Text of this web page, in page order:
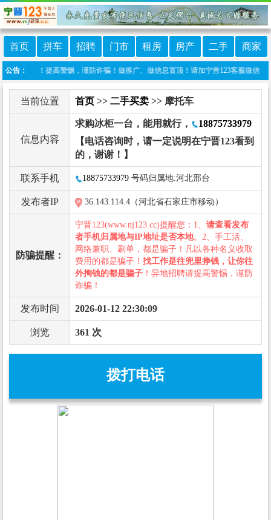
首页 拼车 招聘 门市 租房 房产 二手 商家
公告：
何责任！提高警惕，谨防诈骗！做推广、做信息置顶！请加宁晋123客服微信：
当前位置 首页 >> 二手买卖 >> 摩托车
信息内容
求购冰柜一台，能用就行，
18875733979
【电话咨询时，请一定说明在宁晋123看到
的，谢谢！】
联系手机 18875733979 号码归属地:河北邢台
发布者IP 36.143.114.4（河北省石家庄市移动）
防骗提醒：
宁晋123(www.nj123.cc)提醒您：1、 请查看发布
者手机归属地与IP地址是否本地。2、手工活、
网络兼职、刷单，都是骗子！凡以各种名义收取
费用的都是骗子！ 找工作是往兜里挣钱，让你往
外掏钱的都是骗子 ！异地招聘请提高警惕，谨防
诈骗！
发布时间 2026-01-12 22:30:09
浏览 361 次
拨打电话